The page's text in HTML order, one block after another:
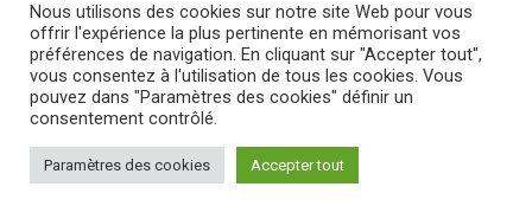
Nous utilisons des cookies sur notre site Web pour vous
offrir l'expérience la plus pertinente en mémorisant vos
préférences de navigation. En cliquant sur "Accepter tout",
vous consentez à l'utilisation de tous les cookies. Vous
pouvez dans "Paramètres des cookies" définir un
consentement contrôlé.
Paramètres des cookies Accepter tout